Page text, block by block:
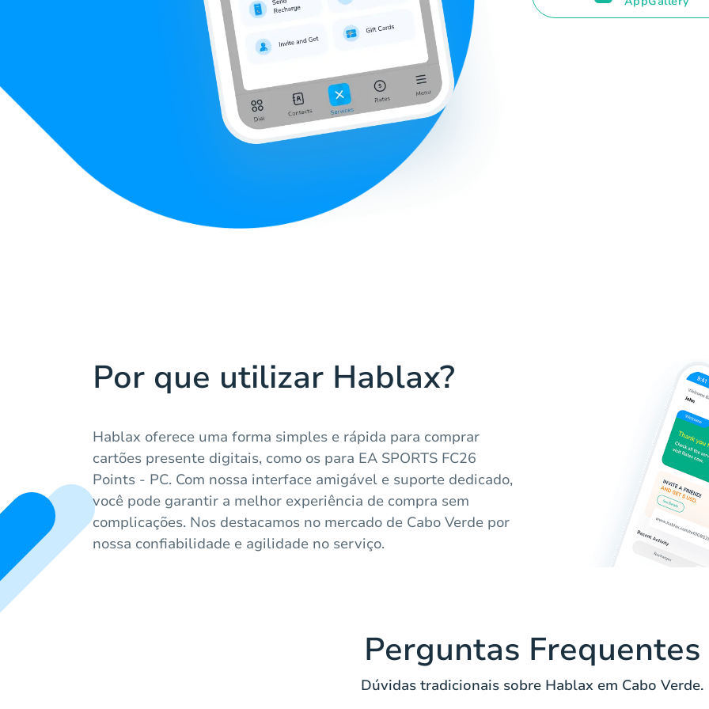
Por que utilizar Hablax?
Hablax oferece uma forma simples e rápida para comprar
cartões presente digitais, como os para EA SPORTS FC26
Points - PC. Com nossa interface amigável e suporte dedicado,
você pode garantir a melhor experiência de compra sem
complicações. Nos destacamos no mercado de Cabo Verde por
nossa confiabilidade e agilidade no serviço.
Perguntas Frequentes
Dúvidas tradicionais sobre Hablax em Cabo Verde.